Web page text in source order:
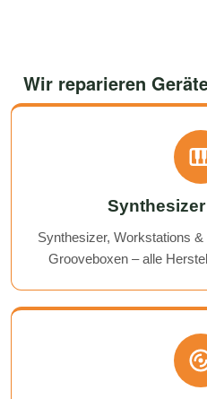
Wir reparieren
Synthesizer, Workstations
Grooveboxen – alle